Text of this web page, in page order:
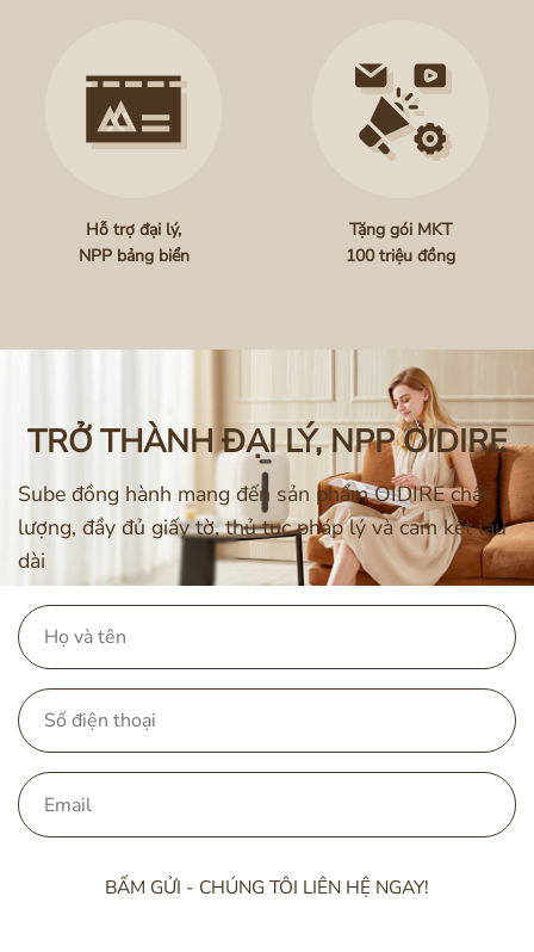
Hỗ trợ đại lý,
NPP bảng biển
Tặng gói MKT
100 triệu đồng
TRỞ THÀNH ĐẠI LÝ, NPP OIDIRE
Sube đồng hành mang đến sản phẩm OIDIRE chất
lượng, đầy đủ giấy tờ, thủ tục pháp lý và cam kết lâu
dài